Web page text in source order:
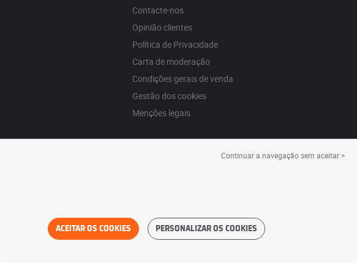
Contacte-nos
Opinião clientes
Política de Privacidade
Carta de moderação
Condições gerais de venda
Gestão dos cookies
Menções legais
Continuar a navegação sem aceitar >
ACEITAR OS COOKIES PERSONALIZAR OS COOKIES